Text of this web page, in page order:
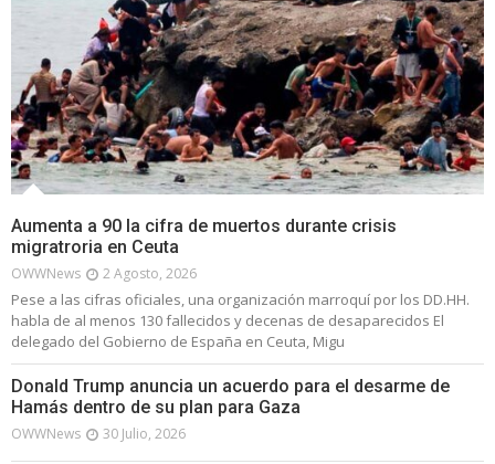
Aumenta a 90 la cifra de muertos durante crisis
migratroria en Ceuta
OWWNews 2 Agosto, 2026
Pese a las cifras oficiales, una organización marroquí por los DD.HH.
habla de al menos 130 fallecidos y decenas de desaparecidos El
delegado del Gobierno de España en Ceuta, Migu
Donald Trump anuncia un acuerdo para el desarme de
Hamás dentro de su plan para Gaza
OWWNews 30 Julio, 2026